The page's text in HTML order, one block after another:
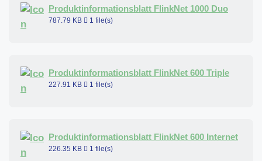
Produktinformationsblatt FlinkNet 1000 Duo
787.79 KB 1 file(s)
Produktinformationsblatt FlinkNet 600 Triple
227.91 KB 1 file(s)
Produktinformationsblatt FlinkNet 600 Internet
226.35 KB 1 file(s)